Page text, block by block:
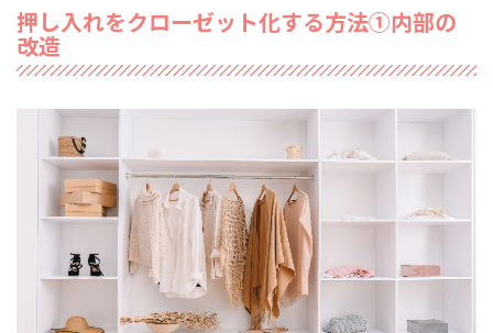
押し入れをクローゼット化する方法①内部の
改造